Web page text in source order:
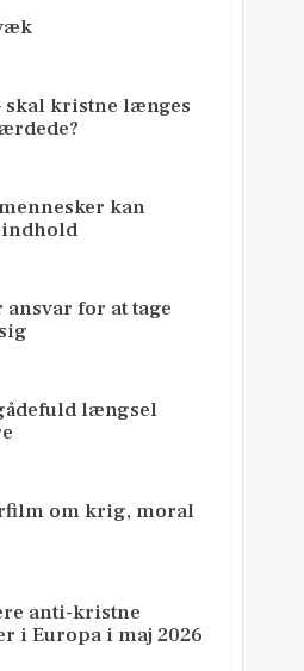
skal kristne længes
kan
for at tage
længsel
om krig, moral
anti-kristne
i Europa i maj 2026